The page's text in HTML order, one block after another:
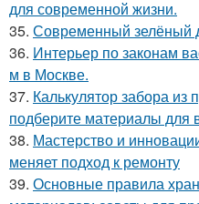
для современной жизни.
35. Современный зелёный
36. Интерьер по законам
м в Москве.
37. Калькулятор забора из
подберите материалы для
38. Мастерство и
меняет подход к ремонту
39. Основные правила